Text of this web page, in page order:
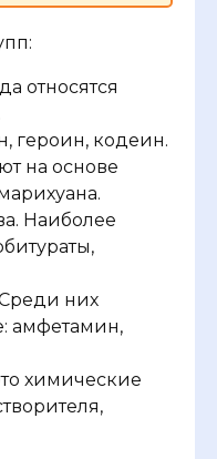
относятся
героин, кодеин.
на основе
Наиболее
них
амфетамин,
химические